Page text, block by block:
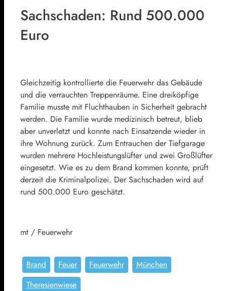
Sachschaden: Rund 500.000
Euro
Gleichzeitig kontrollierte die Feuerwehr das Gebäude
und die verrauchten Treppenräume. Eine dreiköpfige
Familie musste mit Fluchthauben in Sicherheit gebracht
werden. Die Familie wurde medizinisch betreut, blieb
aber unverletzt und konnte nach Einsatzende wieder in
ihre Wohnung zurück. Zum Entrauchen der Tiefgarage
wurden mehrere Hochleistungslüfter und zwei Großlüfter
eingesetzt. Wie es zu dem Brand kommen konnte, prüft
derzeit die Kriminalpolizei. Der Sachschaden wird auf
rund 500.000 Euro geschätzt.
mt / Feuerwehr
Brand Feuer Feuerwehr
München
Theresienwiese